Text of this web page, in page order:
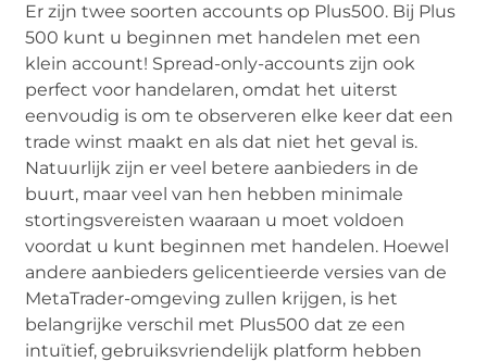
Er zijn twee soorten accounts op Plus500. Bij Plus
500 kunt u beginnen met handelen met een
klein account! Spread-only-accounts zijn ook
perfect voor handelaren, omdat het uiterst
eenvoudig is om te observeren elke keer dat een
trade winst maakt en als dat niet het geval is.
Natuurlijk zijn er veel betere aanbieders in de
buurt, maar veel van hen hebben minimale
stortingsvereisten waaraan u moet voldoen
voordat u kunt beginnen met handelen. Hoewel
andere aanbieders gelicentieerde versies van de
MetaTrader-omgeving zullen krijgen, is het
belangrijke verschil met Plus500 dat ze een
intuïtief, gebruiksvriendelijk platform hebben